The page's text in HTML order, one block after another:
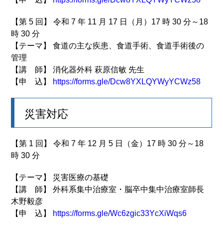
【第 5 回】 令和 7 年 11 月 17 日（月）17 時 30 分～18
時 30 分
【テーマ】 食道の主な疾患、食道手術、食道手術後の
管理
【講 師】 消化器外科 萩原信敏 先生
【申 込】 https://forms.gle/Dcw8YXLQYWyYCWz58
災害対応
【第 1 回】 令和 7 年 12 月 5 日（金）17 時 30 分～18
時 30 分
【テーマ】 災害医療の基礎
【講 師】 外科系集中治療室・脳卒中集中治療室師長
木野毅彦
【申 込】 https://forms.gle/Wc6zgic33YcXiWqs6